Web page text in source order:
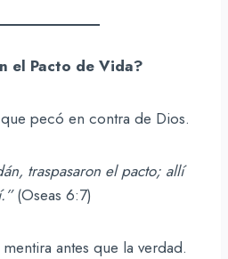
el Pacto de Vida?
pecó en contra de Dios.
traspasaron el pacto; allí
(Oseas 6:7)
antes que la verdad.